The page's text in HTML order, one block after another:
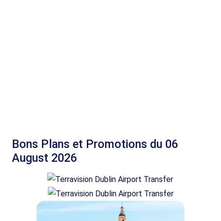
Bons Plans et Promotions du 06
August 2026